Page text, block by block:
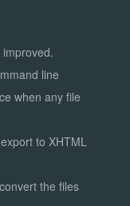
line
when any file
to XHTML
the files